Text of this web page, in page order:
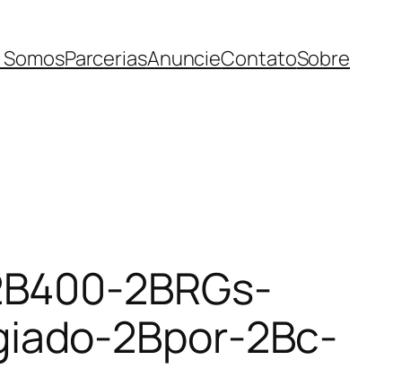
ParceriasAnuncieContatoSobre
2BRGs-
2Bpor-2Bc-